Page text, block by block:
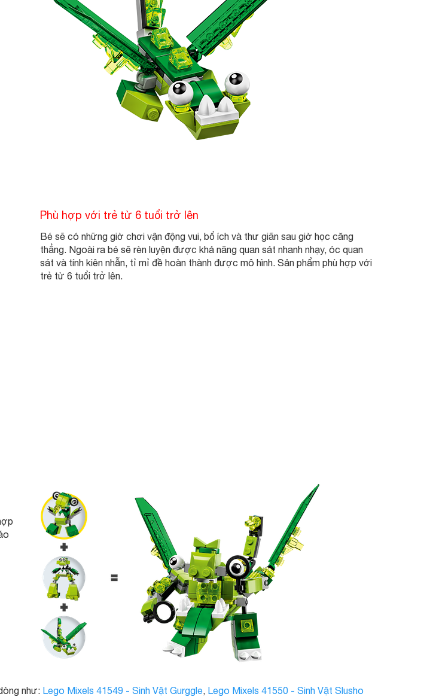
Phù hợp với trẻ từ 6 tuổi trở lên
Bé sẽ có những giờ chơi vận động vui, bổ ích và thư giãn sau giờ học căng
thẳng. Ngoài ra bé sẽ rèn luyện được khả năng quan sát nhanh nhạy, óc quan
sát và tính kiên nhẫn, tỉ mỉ đề hoàn thành được mô hình. Sản phẩm phù hợp với
trẻ từ 6 tuổi trở lên.
như: Lego Mixels 41549 - Sinh Vật Gurggle, Lego Mixels 41550 - Sinh Vật Slusho